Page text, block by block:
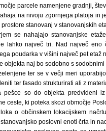
parcele namenjene gradnji,
na nivoju zgornjega platoja in
stanovanj v stanovanjskih
se nahajajo stanovanjske
lahko največ tri. Nad največ eno
poudarka v višini največ pet etaž
objekta naj bo sodobno s
ter se v večji meri
ter fasado strukturirati ali z
pešce so do objekta predvideni
ceste, ki poteka skozi območje
o občinskem lokacijskem
poslovni enoti črta in